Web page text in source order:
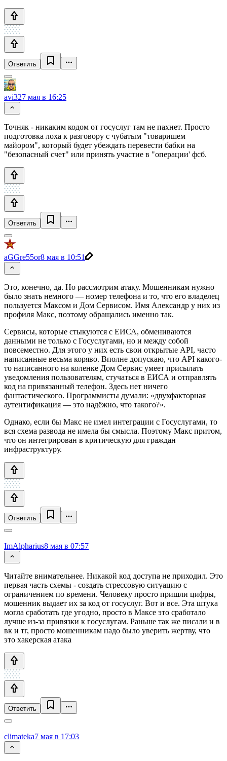
Ответить
avi327 мая в 16:25
Точняк - никаким кодом от госуслуг там не пахнет. Просто
подготовка лоха к разговору с чубатым "товаришем
майором", который будет убеждать перевести бабки на
"безопасный счет" или принять участие в "операции' фсб.
Ответить
aGGre55or8 мая в 10:51
Это, конечно, да. Но рассмотрим атаку. Мошенникам нужно
было знать немного — номер телефона и то, что его владелец
пользуется Максом и Дом Сервисом. Имя Александр у них из
профиля Макс, поэтому обращались именно так.
Сервисы, которые стыкуются с ЕИСА, обмениваются
данными не только с Госуслугами, но и между собой
повсеместно. Для этого у них есть свои открытые API, часто
написанные весьма коряво. Вполне допускаю, что API какого-
то написанного на коленке Дом Сервис умеет присылать
уведомления пользователям, стучаться в ЕИСА и отправлять
код на привязанный телефон. Здесь нет ничего
фантастического. Программисты думали: «двухфакторная
аутентификация — это надёжно, что такого?».
Однако, если бы Макс не имел интеграции с Госуслугами, то
вся схема развода не имела бы смысла. Поэтому Макс притом,
что он интегрирован в критическую для граждан
инфраструктуру.
Ответить
ImAlpharius8 мая в 07:57
Читайте внимательнее. Никакой код доступа не приходил. Это
первая часть схемы - создать стрессовую ситуацию с
ограничением по времени. Человеку просто пришли цифры,
мошенник выдает их за код от госуслуг. Вот и все. Эта штука
могла сработать где угодно, просто в Максе это сработало
лучше из-за привязки к госуслугам. Раньше так же писали и в
вк и тг, просто мошенникам надо было уверить жертву, что
это хакерская атака
Ответить
climateka7 мая в 17:03